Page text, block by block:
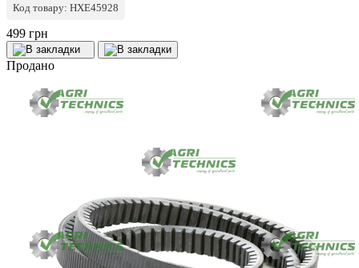
Код товару: HXE45928
499 грн
Продано